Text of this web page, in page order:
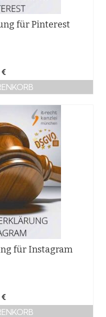
für Pinterest
€
für Instagram
€